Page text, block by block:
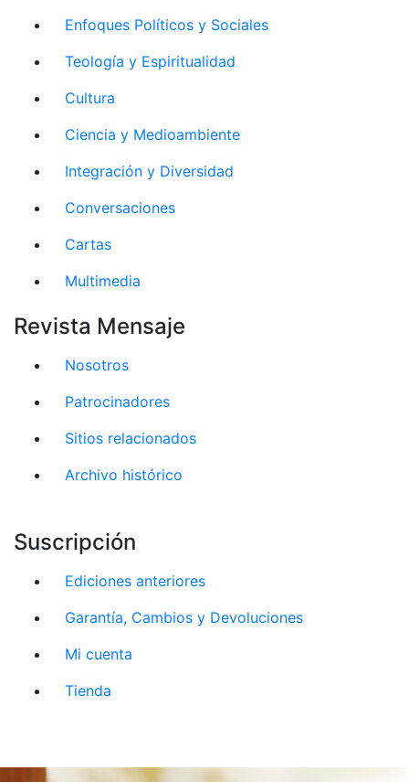
Enfoques Políticos y Sociales
Teología y Espiritualidad
Cultura
Ciencia y Medioambiente
Integración y Diversidad
Conversaciones
Cartas
Multimedia
Revista Mensaje
Nosotros
Patrocinadores
Sitios relacionados
Archivo histórico
Suscripción
Ediciones anteriores
Garantía, Cambios y Devoluciones
Mi cuenta
Tienda